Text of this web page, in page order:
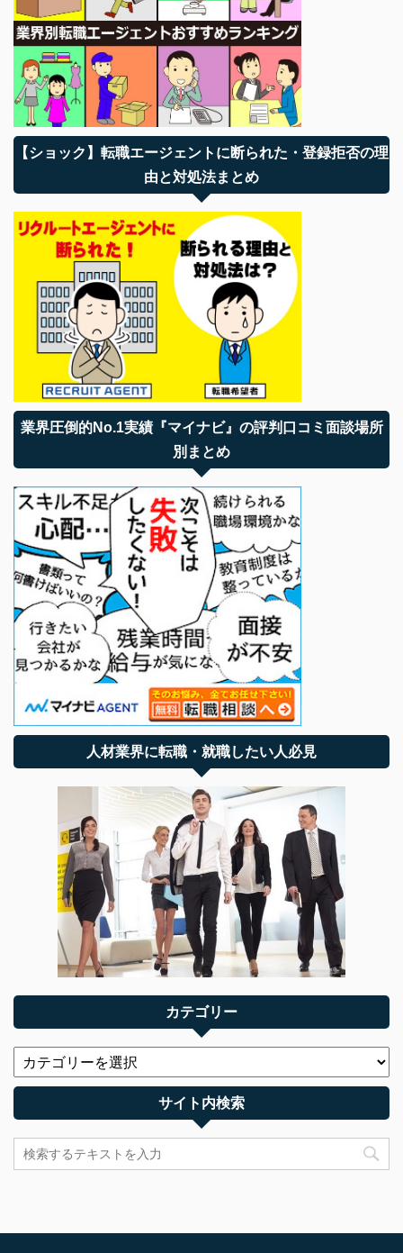
【ショック】転職エージェントに断られた・登録拒否の理
由と対処法まとめ
業界圧倒的No.1実績『マイナビ』の評判口コミ面談場所
別まとめ
人材業界に転職・就職したい人必見
カテゴリー
サイト内検索